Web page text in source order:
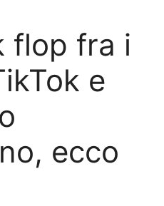
flop fra i
e
ecco